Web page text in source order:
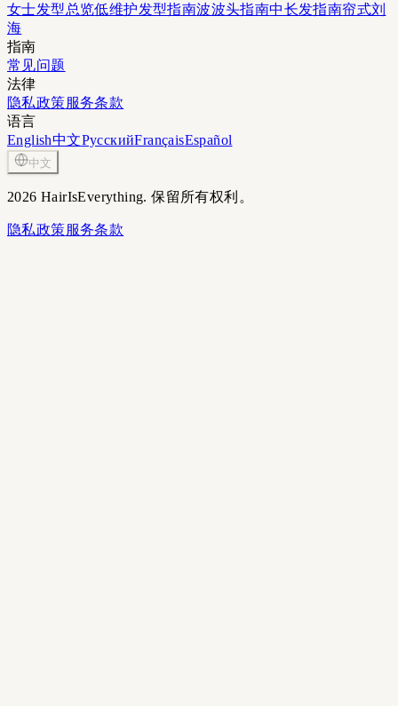
女士发型总览低维护发型指南波波头指南中长发指南帘式刘
海
指南
常见问题
法律
隐私政策服务条款
语言
English中文РусскийFrançaisEspañol
中文
2026 HairIsEverything. 保留所有权利。
隐私政策服务条款